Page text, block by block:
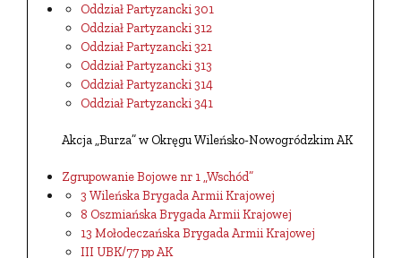
Oddział Partyzancki 301
Oddział Partyzancki 312
Oddział Partyzancki 321
Oddział Partyzancki 313
Oddział Partyzancki 314
Oddział Partyzancki 341
Akcja „Burza” w Okręgu Wileńsko-Nowogródzkim AK
Zgrupowanie Bojowe nr 1 „Wschód”
3 Wileńska Brygada Armii Krajowej
8 Oszmiańska Brygada Armii Krajowej
13 Mołodeczańska Brygada Armii Krajowej
III UBK/77 pp AK